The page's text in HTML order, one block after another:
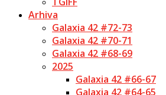
Arhiva
Galaxia 42 #72-73
Galaxia 42 #70-71
Galaxia 42 #68-69
2025
Galaxia 42 #66-67
Galaxia 42 #64-65